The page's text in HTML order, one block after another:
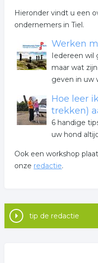
Hieronder vindt u een
ondernemers in Tiel.
Werken
Iedereen wil
maar wat
geven in uw
Hoe leer
trekken)
6 handige
uw hond
Ook een workshop
onze redactie.
tip de redactie